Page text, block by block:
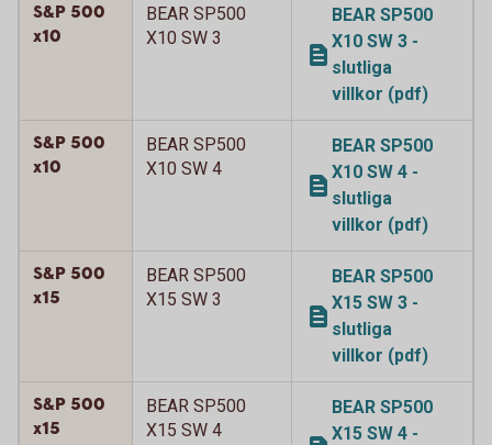
S&P 500
x10
BEAR SP500
X10 SW 3
BEAR SP500
X10 SW 3 -
slutliga
villkor (pdf)
S&P 500
x10
BEAR SP500
X10 SW 4
BEAR SP500
X10 SW 4 -
slutliga
villkor (pdf)
S&P 500
x15
BEAR SP500
X15 SW 3
BEAR SP500
X15 SW 3 -
slutliga
villkor (pdf)
S&P 500
x15
BEAR SP500
X15 SW 4
BEAR SP500
X15 SW 4 -